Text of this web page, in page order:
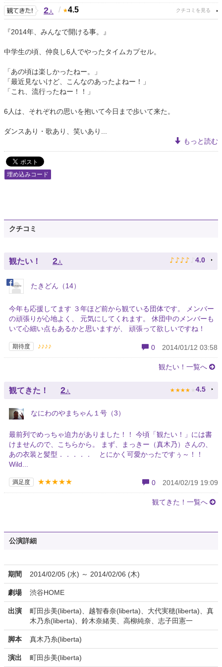
2人 / 4.5
『2014年、みんなで開ける事。』
中学生の頃、仲良し6人でやったタイムカプセル。
「あの頃は楽しかったねー。」
「最近見ないけど、こんなのあったよねー！」
「これ、流行ったねー！！」
6人は、それぞれの思いを抱いて今日まで歩いて来た。
ダンスあり・歌あり、笑いあり...
もっと読む
埋め込みコード
クチコミ
観たい！ 2人 ♪ ♪ ♪ ♪ ♪ 4.0
たきどん（14）
今年も応援してます ３年ほど前から観ている団体です。 メンバー
の頑張りが心地よく、 元気にしてくれます。 休団中のメンバーも
いて心細い点もあるかと思いますが、 頑張って欲しいですね！
期待度 ♪♪♪♪ 0 2014/01/12 03:58
観たい！一覧へ
観てきた！ 2 人 ★ ★ ★ ★ ★ 4.5
なにわのやまちゃん１号（3）
最前列でめっちゃ迫力がありました！！ 今頃「観たい！」には書
けませんので、こちらから。 まず、まっきー（真木乃）さんの、
あの衣装と髪型．．．．． とにかく可愛かったですぅ～！！
Wild...
満足度 ★★★★★ 0 2014/02/19 19:09
観てきた！一覧へ
公演詳細
期間 2014/02/05 (水) ～ 2014/02/06 (木)
劇場 渋谷HOME
出演
町田歩美(liberta)、越智春奈(liberta)、大代実穂(liberta)、真
木乃糸(liberta)、鈴木奈緒美、高柳純奈、志子田憲一
脚本 真木乃糸(liberta)
演出 町田歩美(liberta)